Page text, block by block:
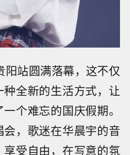
站圆满落幕，这不仅
全新的生活方式，让
个难忘的国庆假期。
，歌迷在华晨宇的音
受自由，在写意的氛